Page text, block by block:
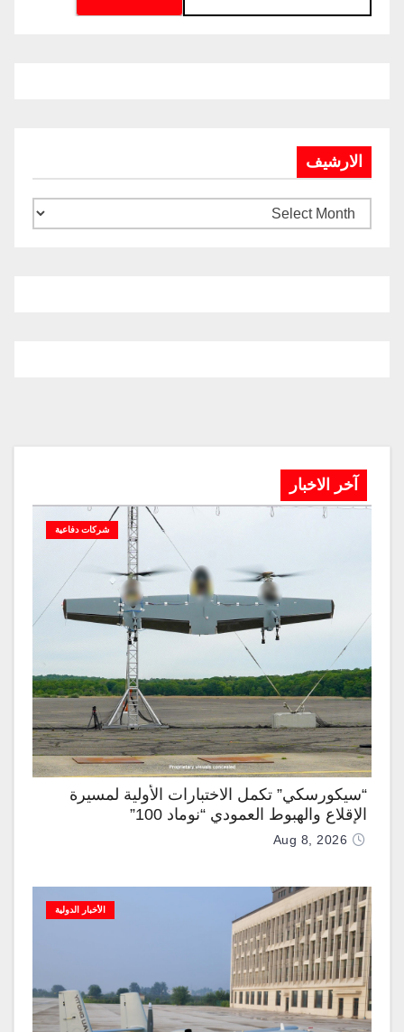
الارشيف
آخر الاخبار
شركات دفاعية
“سيكورسكي” تكمل الاختبارات الأولية لمسيرة
الإقلاع والهبوط العمودي “نوماد 100”
Aug 8, 2026
الأخبار الدولية